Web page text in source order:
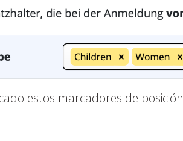
estos marcadores de